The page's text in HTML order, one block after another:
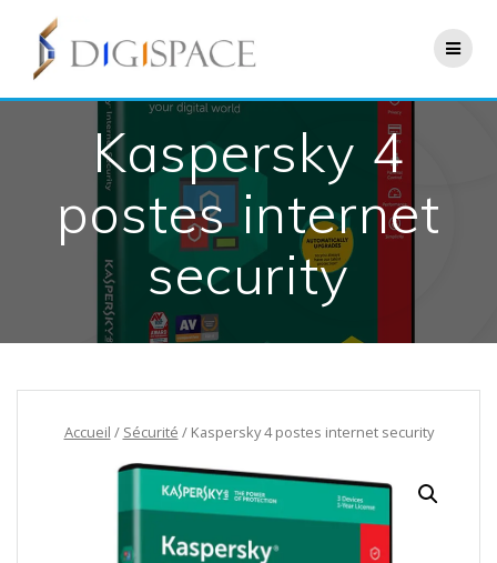
content
Kaspersky 4
postes internet
security
Accueil / Sécurité / Kaspersky 4 postes internet security